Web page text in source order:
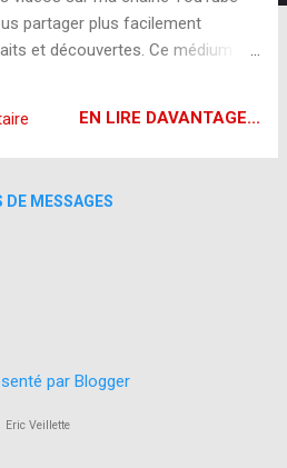
partager plus facilement
et découvertes. Ce médium
dossiers judiciaires du Québec.
chaque matin de semaine sur
dès 6h00 le matin, du lundi
EN LIRE DAVANTAGE...
DE MESSAGES
par Blogger
Eric Veillette